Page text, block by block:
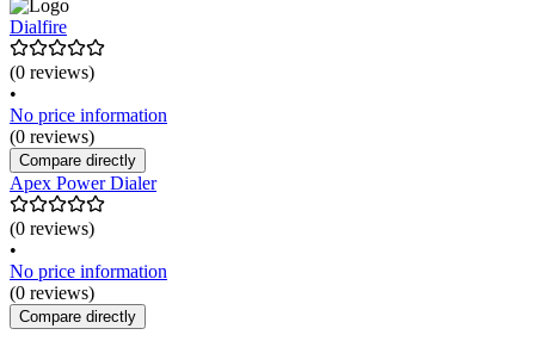
Dialfire
(0 reviews)
•
No price information
(0 reviews)
Compare directly
Apex Power Dialer
(0 reviews)
•
No price information
(0 reviews)
Compare directly